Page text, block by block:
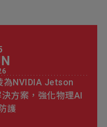
為NVIDIA Jetson
方案，強化物理AI
護